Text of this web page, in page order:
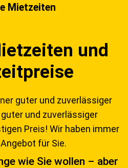
Mietzeiten
und
guter und zuverlässiger
und zuverlässiger
Preis! Wir haben immer
für Sie.
wie Sie wollen – aber